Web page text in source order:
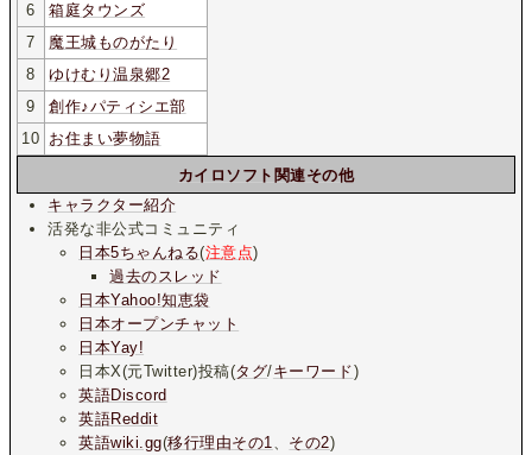
6
箱庭タウンズ
7
魔王城ものがたり
8
ゆけむり温泉郷2
9
創作♪パティシエ部
10 お住まい夢物語
カイロソフト関連その他
キャラクター紹介
活発な非公式コミュニティ
日本5ちゃんねる(注意点)
過去のスレッド
日本Yahoo!知恵袋
日本オープンチャット
日本Yay!
日本X(元Twitter)投稿(タグ/キーワード)
英語Discord
英語Reddit
英語wiki.gg(移行理由その1 その2)